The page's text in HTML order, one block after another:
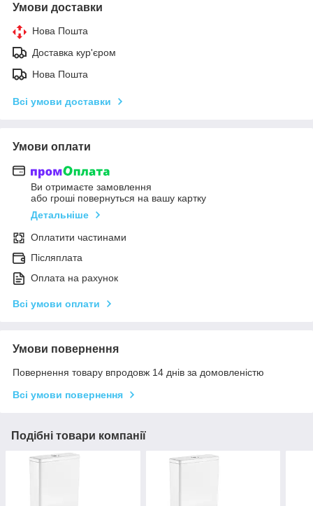
Умови доставки
Нова Пошта
Доставка кур'єром
Нова Пошта
Всі умови доставки
Умови оплати
Ви отримаєте замовлення
або гроші повернуться на вашу картку
Детальніше
Оплатити частинами
Післяплата
Оплата на рахунок
Всі умови оплати
Умови повернення
Повернення товару впродовж 14 днів за домовленістю
Всі умови повернення
Подібні товари компанії